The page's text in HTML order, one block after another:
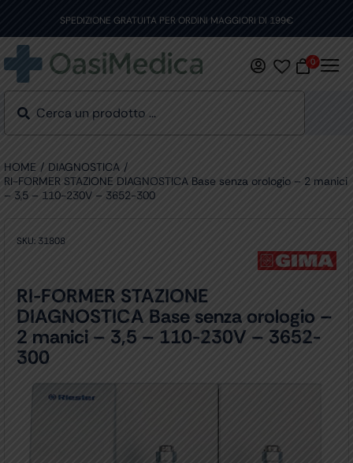
content
SPEDIZIONE GRATUITA PER ORDINI MAGGIORI DI 199€
0
HOME
DIAGNOSTICA
RI-FORMER STAZIONE DIAGNOSTICA Base senza orologio – 2 manici
– 3,5 – 110-230V – 3652-300
SKU: 31808
RI-FORMER STAZIONE
DIAGNOSTICA Base senza orologio –
2 manici – 3,5 – 110-230V – 3652-
300